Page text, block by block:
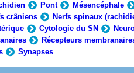
Pont Mésencéphale
crâniens Nerfs spinaux
Cytologie du SN
Récepteurs
Synapses